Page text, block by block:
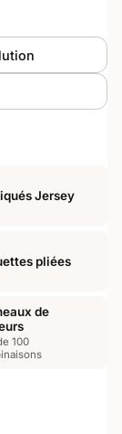
Jersey
pliées
de
100